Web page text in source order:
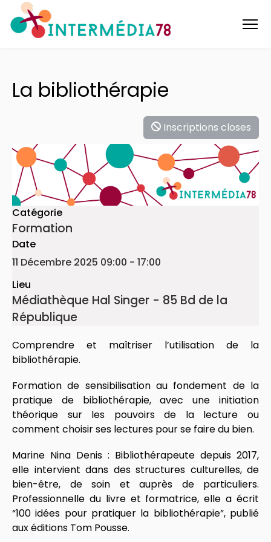
La bibliothérapie
Inscriptions closes
Catégorie
Formation
Date
11 Décembre 2025 09:00 - 17:00
Lieu
Médiathèque Hal Singer - 85 Bd de la
République
Comprendre et maîtriser l’utilisation de la
bibliothérapie.
Formation de sensibilisation au fondement de la
pratique de bibliothérapie, avec une initiation
théorique sur les pouvoirs de la lecture ou
comment choisir ses lectures pour se faire du bien.
Marine Nina Denis : Bibliothérapeute depuis 2017,
elle intervient dans des structures culturelles, de
bien-être, de soin et auprès de particuliers.
Professionnelle du livre et formatrice, elle a écrit
“100 idées pour pratiquer la bibliothérapie”, publié
aux éditions Tom Pousse.